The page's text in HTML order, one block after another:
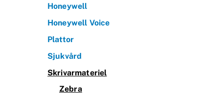
Honeywell
Honeywell Voice
Plattor
Sjukvård
Skrivarmateriel
Zebra